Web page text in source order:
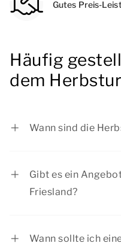
Gutes Preis-
Häufig
dem
Wann sind die
30.10.2026 und
Bayern: vom
Gibt es ein
Friesland?
Wann sollte ich